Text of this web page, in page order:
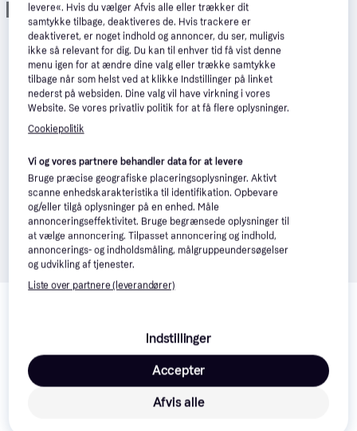
Annonce
Relaterede produkter
Trender
levere«. Hvis du vælger Afvis alle eller trækker dit
samtykke tilbage, deaktiveres de. Hvis trackere er
deaktiveret, er noget indhold og annoncer, du ser, muligvis
ikke så relevant for dig. Du kan til enhver tid få vist denne
menu igen for at ændre dine valg eller trække samtykke
tilbage når som helst ved at klikke Indstillinger på linket
nederst på websiden. Dine valg vil have virkning i vores
Website. Se vores privatliv politik for at få flere oplysninger.
Cookiepolitik
Vi og vores partnere behandler data for at levere
Bruge præcise geografiske placeringsoplysninger. Aktivt
scanne enhedskarakteristika til identifikation. Opbevare
og/eller tilgå oplysninger på en enhed. Måle
annonceringseffektivitet. Bruge begrænsede oplysninger til
at vælge annoncering. Tilpasset annoncering og indhold,
annoncerings- og indholdsmåling, målgruppeundersøgelser
og udvikling af tjenester.
Liste over partnere (leverandører)
Indstillinger
Afvis alle
Accepter